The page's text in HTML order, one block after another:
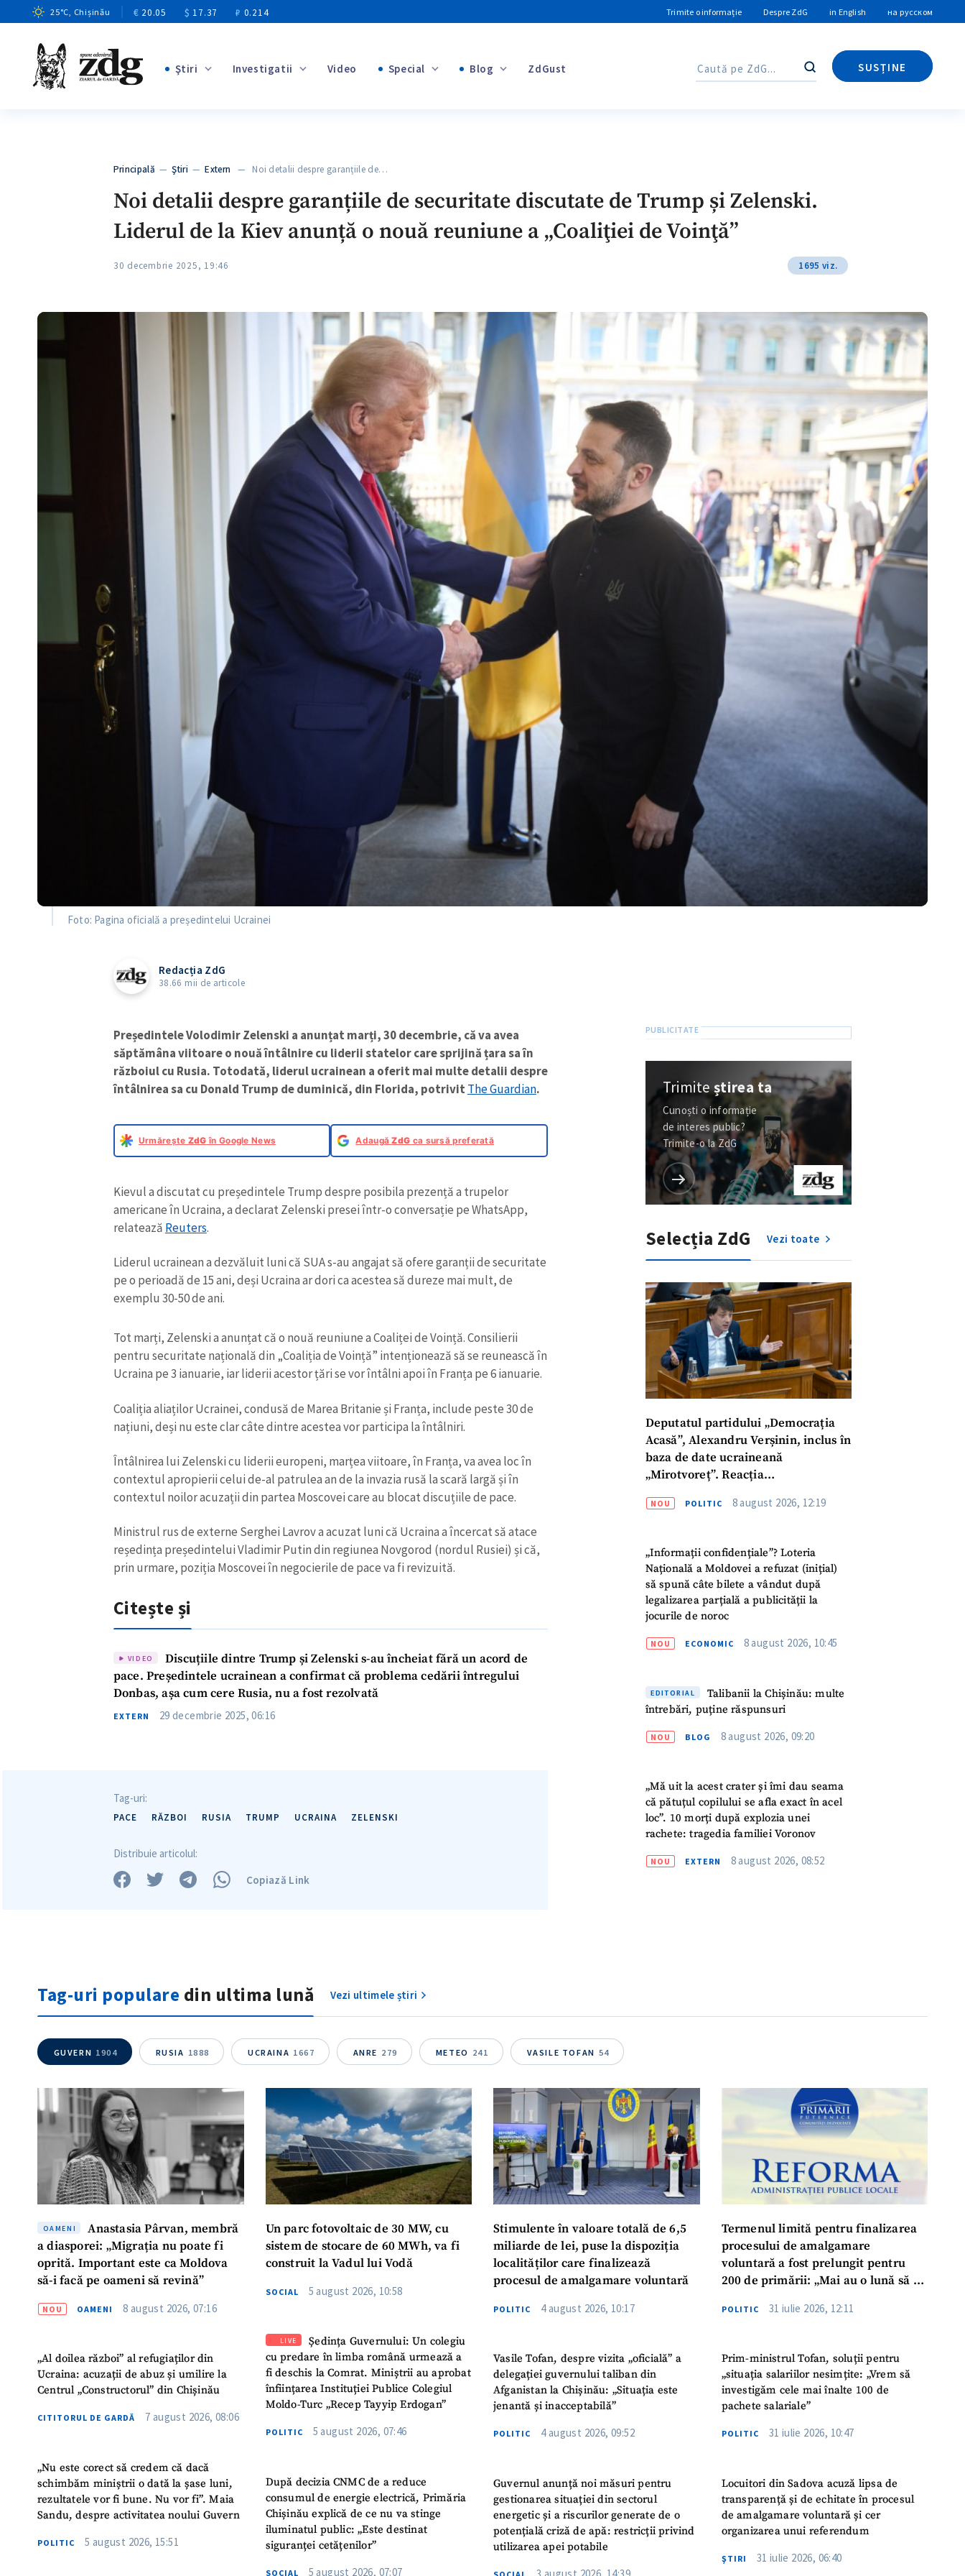
25°C, Chișinău € 20.05 $ 17.37 ₽ 0.214 Trimite o informație Despre ZdG in English на русском
Ştiri Investigatii Video Special Blog ZdGust Caută
SUSȚINE
Caută
Principală —Ştiri —Extern — Noi detalii despre garanțiile de…
Noi detalii despre garanțiile de securitate discutate de Trump și Zelenski.
Liderul de la Kiev anunță o nouă reuniune a „Coaliţiei de Voinţă”
30 decembrie 2025, 19:46 1695 viz.
Foto: Pagina oficială a președintelui Ucrainei
Redacția ZdG
38.66 mii de articole
Președintele Volodimir Zelenski a anunțat marți, 30 decembrie, că va avea
săptămâna viitoare o nouă întâlnire cu liderii statelor care sprijină țara sa în
războiul cu Rusia. Totodată, liderul ucrainean a oferit mai multe detalii despre
întâlnirea sa cu Donald Trump de duminică, din Florida, potrivit The Guardian.
Urmărește ZdG în Google News AdaugăZdG ca sursă preferată
Kievul a discutat cu președintele Trump despre posibila prezență a trupelor
americane în Ucraina, a declarat Zelenski presei într-o conversație pe WhatsApp,
relatează Reuters.
Liderul ucrainean a dezvăluit luni că SUA s-au angajat să ofere garanții de securitate
pe o perioadă de 15 ani, deși Ucraina ar dori ca acestea să dureze mai mult, de
exemplu 30-50 de ani.
Tot marți, Zelenski a anunțat că o nouă reuniune a Coaliței de Voință. Consilierii
pentru securitate națională din „Coaliția de Voință” intenționează să se reunească în
Ucraina pe 3 ianuarie, iar liderii acestor țări se vor întâlni apoi în Franța pe 6 ianuarie.
Coaliția aliaților Ucrainei, condusă de Marea Britanie și Franța, include peste 30 de
națiuni, deși nu este clar câte dintre acestea vor participa la întâlniri.
Întâlnirea lui Zelenski cu liderii europeni, marțea viitoare, în Franța, va avea loc în
contextul apropierii celui de-al patrulea an de la invazia rusă la scară largă și în
contextul noilor acuzații din partea Moscovei care au blocat discuțiile de pace.
Ministrul rus de externe Serghei Lavrov a acuzat luni că Ucraina a încercat să atace
reședința președintelui Vladimir Putin din regiunea Novgorod (nordul Rusiei) și că,
prin urmare, poziția Moscovei în negocierile de pace va fi revizuită.
Citește și
VIDEO
Discuțiile dintre Trump și Zelenski s-au încheiat fără un acord de
pace. Președintele ucrainean a confirmat că problema cedării întregului
Donbas, așa cum cere Rusia, nu a fost rezolvată
EXTERN 29 decembrie 2025, 06:16
Tag-uri:
PACE RĂZBOI RUSIA TRUMP UCRAINA ZELENSKI
Distribuie articolul:
Copiază Link
Trimiteștirea ta
Cunoști o informație
de interes public?
Trimite-o la ZdG
Selecția ZdG Vezi toate
Deputatul partidului „Democrația
Acasă”, Alexandru Verșinin, inclus în
baza de date ucraineană
„Mirotvoreț”. Reacția
NOU POLITIC 8 august 2026, 12:19
„Informații confidențiale”? Loteria
Națională a Moldovei a refuzat (inițial)
să spună câte bilete a vândut după
legalizarea parțială a publicității la
jocurile de noroc
NOU ECONOMIC 8 august 2026, 10:45
EDITORIAL
Talibanii la Chișinău: multe
întrebări, puține răspunsuri
NOU BLOG 8 august 2026, 09:20
„Mă uit la acest crater și îmi dau seama
că pătuțul copilului se afla exact în acel
loc”. 10 morți după explozia unei
rachete: tragedia familiei Voronov
NOU EXTERN 8 august 2026, 08:52
Tag-uri populare din ultima lună Vezi ultimele știri
GUVERN 1904 RUSIA 1888 UCRAINA 1667 ANRE 279 METEO 241 VASILE TOFAN 54
OAMENI
Anastasia Pârvan, membră
a diasporei: „Migrația nu poate fi
oprită. Important este ca Moldova
să-i facă pe oameni să revină”
NOU OAMENI 8 august 2026, 07:16
„Al doilea război” al refugiaților din
Ucraina: acuzații de abuz și umilire la
Centrul „Constructorul” din Chișinău
CITITORUL DE GARDĂ 7 august 2026, 08:06
„Nu este corect să credem că dacă
schimbăm miniștrii o dată la șase luni,
rezultatele vor fi bune. Nu vor fi”. Maia
Sandu, despre activitatea noului Guvern
POLITIC 5 august 2026, 15:51
Un parc fotovoltaic de 30 MW, cu
sistem de stocare de 60 MWh, va fi
construit la Vadul lui Vodă
SOCIAL 5 august 2026, 10:58
LIVE
Ședința Guvernului: Un colegiu
cu predare în limba română urmează a
fi deschis la Comrat. Miniștrii au aprobat
înființarea Instituției Publice Colegiul
Moldo-Turc „Recep Tayyip Erdogan”
POLITIC 5 august 2026, 07:46
După decizia CNMC de a reduce
consumul de energie electrică, Primăria
Chișinău explică de ce nu va stinge
iluminatul public: „Este destinat
siguranței cetățenilor”
SOCIAL 5 august 2026, 07:07
Stimulente în valoare totală de 6,5
miliarde de lei, puse la dispoziția
localităților care finalizează
procesul de amalgamare voluntară
POLITIC 4 august 2026, 10:17
Vasile Tofan, despre vizita „oficială” a
delegației guvernului taliban din
Afganistan la Chișinău: „Situația este
jenantă și inacceptabilă”
POLITIC 4 august 2026, 09:52
Guvernul anunță noi măsuri pentru
gestionarea situației din sectorul
energetic și a riscurilor generate de o
potențială criză de apă: restricții privind
utilizarea apei potabile
3 august 2026, 14:39
Termenul limită pentru finalizarea
procesului de amalgamare
voluntară a fost prelungit pentru
200 de primării: „Mai au o lună să se
POLITIC 31 iulie 2026, 12:11
Prim-ministrul Tofan, soluții pentru
„situația salariilor nesimțite: „Vrem să
investigăm cele mai înalte 100 de
pachete salariale”
POLITIC 31 iulie 2026, 10:47
Locuitori din Sadova acuză lipsa de
transparență și de echitate în procesul
de amalgamare voluntară și cer
organizarea unui referendum
ŞTIRI 31 iulie 2026, 06:40
Titlu știre + Adaugă titlu
Fotografie + Încarcă imagine
Link media + Link media
+ Numele meu
+ Emailul meu
+ Telefon personal